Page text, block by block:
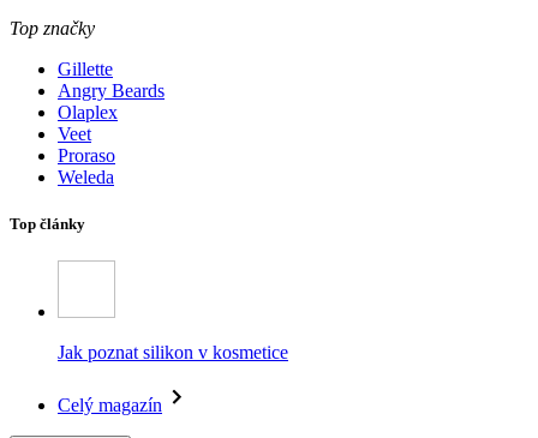
Top značky
Gillette
Angry Beards
Olaplex
Veet
Proraso
Weleda
Top články
Jak poznat silikon v kosmetice
Celý magazín